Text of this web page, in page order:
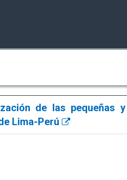
de las pequeñas y
Lima-Perú